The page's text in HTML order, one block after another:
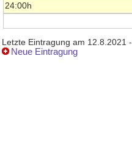
24:00h
Letzte Eintragung am 12.8.2021
Neue Eintragung